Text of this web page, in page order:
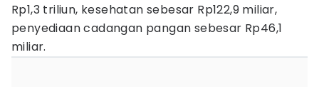
Rp1,3 triliun, kesehatan sebesar Rp122,9 miliar,
penyediaan cadangan pangan sebesar Rp46,1
miliar.